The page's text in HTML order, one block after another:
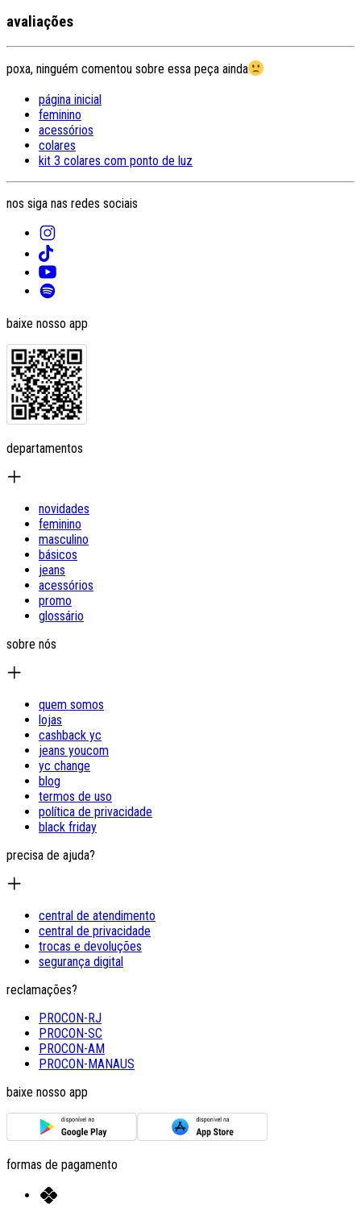
avaliações
poxa, ninguém comentou sobre essa peça ainda
página inicial
feminino
acessórios
colares
kit 3 colares com ponto de luz
nos siga nas redes sociais
baixe nosso app
departamentos
novidades
feminino
masculino
básicos
jeans
acessórios
promo
glossário
sobre nós
quem somos
lojas
cashback yc
jeans youcom
yc change
blog
termos de uso
política de privacidade
black friday
precisa de ajuda?
central de atendimento
central de privacidade
trocas e devoluções
segurança digital
reclamações?
PROCON-RJ
PROCON-SC
PROCON-AM
PROCON-MANAUS
baixe nosso app
formas de pagamento